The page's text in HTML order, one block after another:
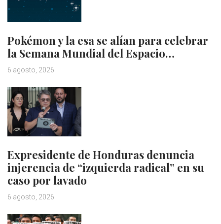
Pokémon y la esa se alían para celebrar
la Semana Mundial del Espacio…
6 agosto, 2026
Expresidente de Honduras denuncia
injerencia de “izquierda radical” en su
caso por lavado
6 agosto, 2026